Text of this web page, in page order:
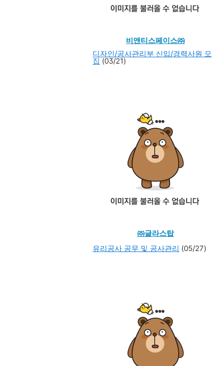
비앤티스페이스㈜
디자인/공사관리부 신입/경력사원 모
집 (03/21)
㈜글라스탑
유리공사 공무 및 공사관리 (05/27)